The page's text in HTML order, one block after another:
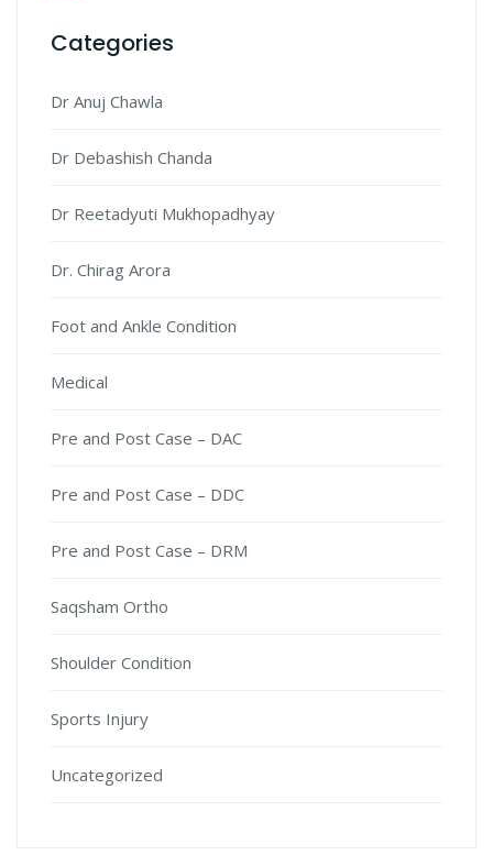
Categories
Dr Anuj Chawla
Dr Debashish Chanda
Dr Reetadyuti Mukhopadhyay
Dr. Chirag Arora
Foot and Ankle Condition
Medical
Pre and Post Case – DAC
Pre and Post Case – DDC
Pre and Post Case – DRM
Saqsham Ortho
Shoulder Condition
Sports Injury
Uncategorized